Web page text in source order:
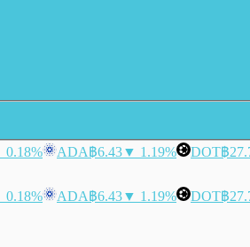
0.18% ADA฿6.43▼ 1.19% DOT฿
0.18% ADA฿6.43▼ 1.19% DOT฿